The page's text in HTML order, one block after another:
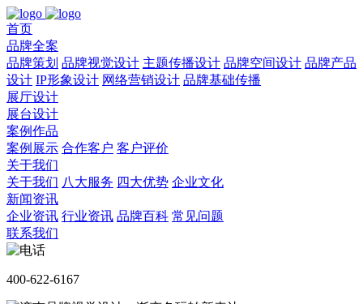
首页
品牌全案
品牌策划 品牌视觉设计 主题传播设计 品牌空间设计 品牌产品
设计 IP形象设计 网络营销设计 品牌基础传播
展厅设计
展台设计
案例作品
案例展示 合作客户 客户评价
关于我们
关于我们 八大服务 四大优势 企业文化
新闻资讯
企业资讯 行业资讯 品牌百科 常见问题
联系我们
400-622-6167